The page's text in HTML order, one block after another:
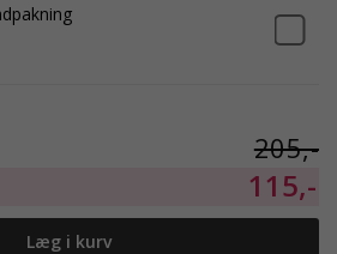
205,-
115,-
Læg i kurv